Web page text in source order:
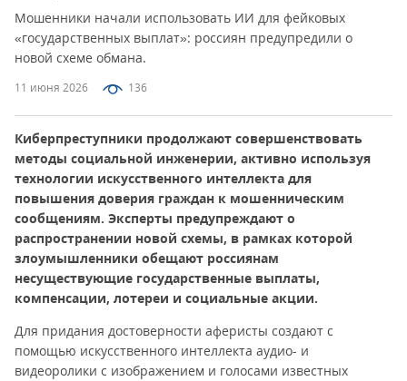
11 июня 2026 136
Мошенники начали использовать ИИ для фейковых
«государственных выплат»: россиян предупредили о
новой схеме обмана.
Киберпреступники продолжают совершенствовать
методы социальной инженерии, активно используя
технологии искусственного интеллекта для
повышения доверия граждан к мошенническим
сообщениям. Эксперты предупреждают о
распространении новой схемы, в рамках которой
злоумышленники обещают россиянам
несуществующие государственные выплаты,
компенсации, лотереи и социальные акции.
Для придания достоверности аферисты создают с
помощью искусственного интеллекта аудио- и
видеоролики с изображением и голосами известных